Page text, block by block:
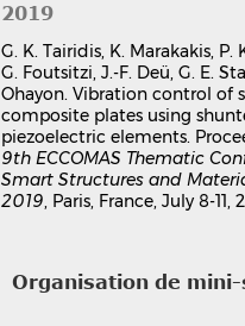
2019
G. K. Tairidis, K. Marakakis, P.
G. Foutsitzi, J.-F. Deü, G. E.
Ohayon. Vibration control of
composite plates using
piezoelectric elements.
9th ECCOMAS Thematic
Smart Structures and
2019, Paris, France, July 8-11,
Organisation de